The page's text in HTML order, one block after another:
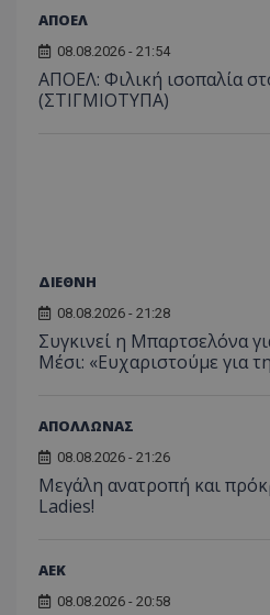
ΑΠΟΕΛ
08.08.2026 - 21:54
ΑΠΟΕΛ: Φιλική ισοπαλία
(ΣΤΙΓΜΙΟΤΥΠΑ)
ΔΙΕΘΝΗ
08.08.2026 - 21:28
Συγκινεί η Μπαρτσελόνα
Μέσι: «Ευχαριστούμε για
ΑΠΟΛΛΩΝΑΣ
08.08.2026 - 21:26
Μεγάλη ανατροπή και
Ladies!
ΑEK
08.08.2026 - 20:58